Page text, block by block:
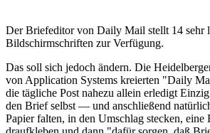
Der Briefeditor von Daily Mail stellt 14 sehr
Bildschirmschriften zur Verfügung.
Das soll sich jedoch ändern. Die
von Application Systems kreierten "Daily
die tägliche Post nahezu allein erledigt
den Brief selbst — und anschließend
Papier falten, in den Umschlag stecken, eine